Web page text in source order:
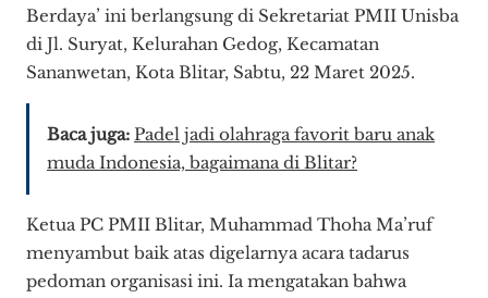
Berdaya’ ini berlangsung di Sekretariat PMII Unisba
di Jl. Suryat, Kelurahan Gedog, Kecamatan
Sananwetan, Kota Blitar, Sabtu, 22 Maret 2025.
Baca juga: Padel jadi olahraga favorit baru anak
muda Indonesia, bagaimana di Blitar?
Ketua PC PMII Blitar, Muhammad Thoha Ma’ruf
menyambut baik atas digelarnya acara tadarus
pedoman organisasi ini. Ia mengatakan bahwa